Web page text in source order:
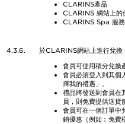
CLARINS產品
CLARINS 網站上的
CLARINS Spa 服
4.3.6.
於CLARINS網站上進行兌換
會員可使用積分兌換
會員必須登入到其
擇我的禮遇」。
禮品將發送到會員
員，則免費提供送貨
會員可在一個訂單中
銷優惠（例如︰免費